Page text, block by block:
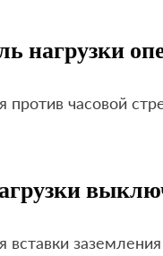
нагрузки
против часовой
вставки